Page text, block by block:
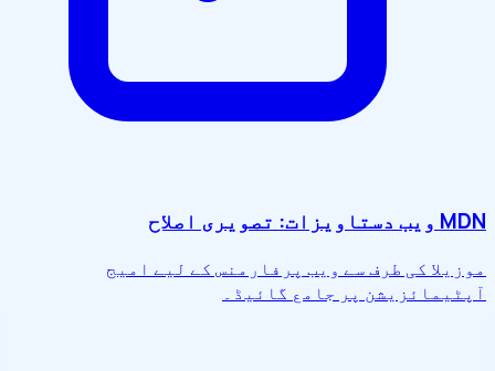
MDN ویب دستاویزات: تصویری اصلاح
موزیلا کی طرف سے ویب پرفارمنس کے لیے امیج
آپٹیمائزیشن پر جامع گائیڈ۔